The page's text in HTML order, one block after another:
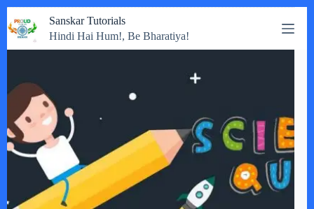
to
content
Sanskar Tutorials
Hindi Hai Hum!, Be Bharatiya!